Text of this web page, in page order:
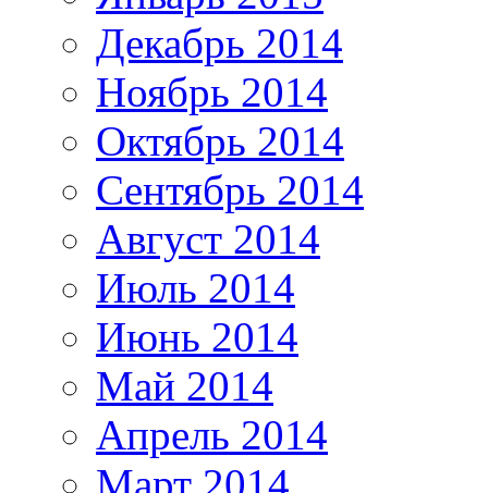
Декабрь 2014
Ноябрь 2014
Октябрь 2014
Сентябрь 2014
Август 2014
Июль 2014
Июнь 2014
Май 2014
Апрель 2014